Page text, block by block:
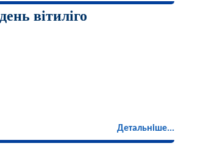
вітиліго
Детальніше...